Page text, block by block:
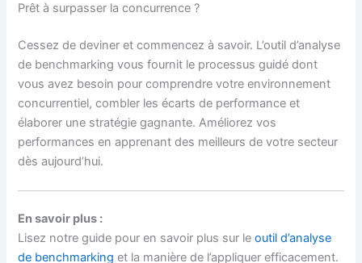
Prêt à surpasser la concurrence ?
Cessez de deviner et commencez à savoir. L’outil d’analyse
de benchmarking vous fournit le processus guidé dont
vous avez besoin pour comprendre votre environnement
concurrentiel, combler les écarts de performance et
élaborer une stratégie gagnante. Améliorez vos
performances en apprenant des meilleurs de votre secteur
dès aujourd’hui.
En savoir plus :
Lisez notre guide pour en savoir plus sur leoutil d’analyse
de benchmarking et la manière de l’appliquer efficacement.